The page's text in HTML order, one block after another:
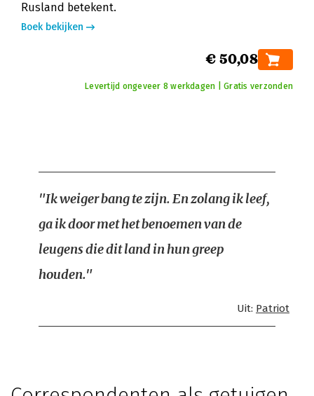
Rusland betekent.
Boek bekijken
€ 50,08
Levertijd ongeveer 8 werkdagen | Gratis verzonden
"Ik weiger bang te zijn. En zolang ik leef,
ga ik door met het benoemen van de
leugens die dit land in hun greep
houden."
Uit: Patriot